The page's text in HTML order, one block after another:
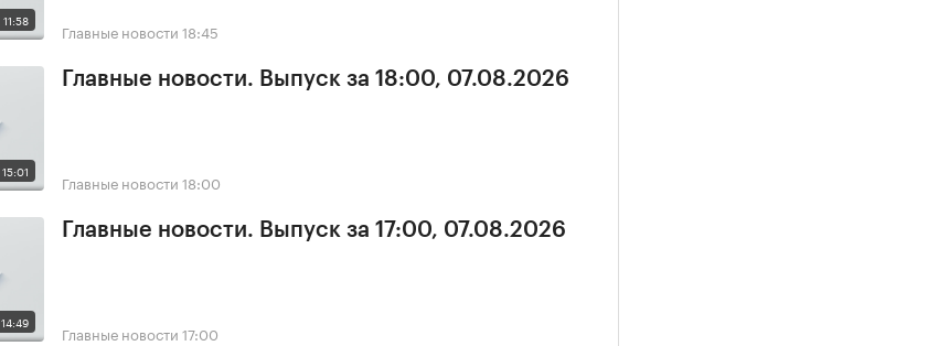
11:58 Главные новости 18:45
15:01
Главные новости. Выпуск за 18:00, 07.08.2026
Главные новости 18:00
14:49
Главные новости. Выпуск за 17:00, 07.08.2026
Главные новости 17:00